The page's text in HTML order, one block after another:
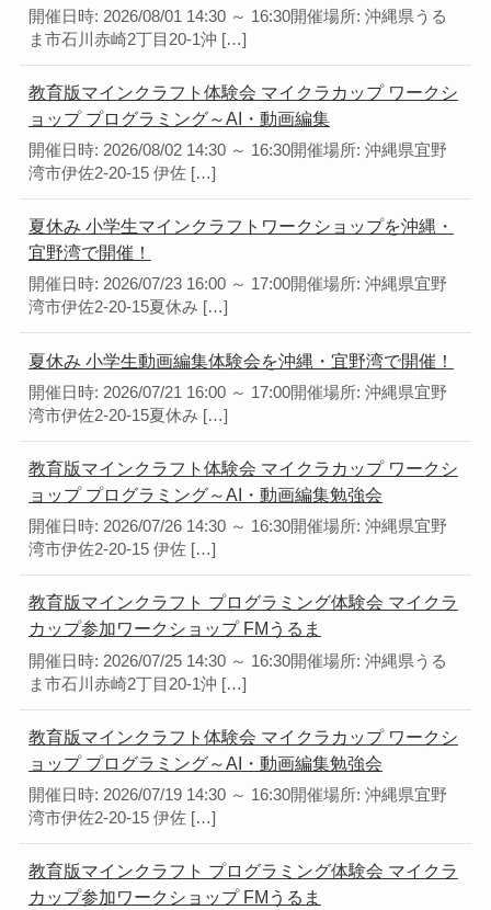
開催日時: 2026/08/01 14:30 ～ 16:30開催場所: 沖縄県うる
ま市石川赤崎2丁目20-1沖 […]
教育版マインクラフト体験会 マイクラカップ ワークシ
ョップ プログラミング～AI・動画編集
開催日時: 2026/08/02 14:30 ～ 16:30開催場所: 沖縄県宜野
湾市伊佐2-20-15 伊佐 […]
夏休み 小学生マインクラフトワークショップを沖縄・
宜野湾で開催！
開催日時: 2026/07/23 16:00 ～ 17:00開催場所: 沖縄県宜野
湾市伊佐2-20-15夏休み […]
夏休み 小学生動画編集体験会を沖縄・宜野湾で開催！
開催日時: 2026/07/21 16:00 ～ 17:00開催場所: 沖縄県宜野
湾市伊佐2-20-15夏休み […]
教育版マインクラフト体験会 マイクラカップ ワークシ
ョップ プログラミング～AI・動画編集勉強会
開催日時: 2026/07/26 14:30 ～ 16:30開催場所: 沖縄県宜野
湾市伊佐2-20-15 伊佐 […]
教育版マインクラフト プログラミング体験会 マイクラ
カップ参加ワークショップ FMうるま
開催日時: 2026/07/25 14:30 ～ 16:30開催場所: 沖縄県うる
ま市石川赤崎2丁目20-1沖 […]
教育版マインクラフト体験会 マイクラカップ ワークシ
ョップ プログラミング～AI・動画編集勉強会
開催日時: 2026/07/19 14:30 ～ 16:30開催場所: 沖縄県宜野
湾市伊佐2-20-15 伊佐 […]
教育版マインクラフト プログラミング体験会 マイクラ
カップ参加ワークショップ FMうるま